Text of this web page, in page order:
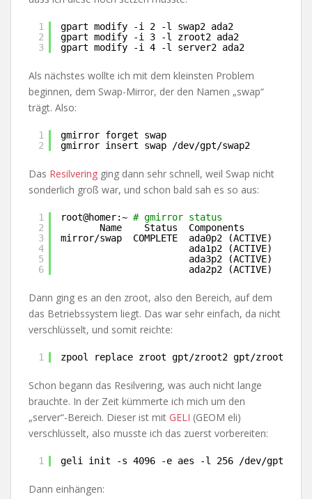
1
2
3
gpart modify -i 2 -l swap2 ada2
gpart modify -i 3 -l zroot2 ada2
gpart modify -i 4 -l server2 ada2
Als nächstes wollte ich mit dem kleinsten Problem
beginnen, dem Swap-Mirror, der den Namen „swap“
trägt. Also:
1
2
gmirror forget swap
gmirror insert swap
/dev/gpt/swap2
Das Resilvering ging dann sehr schnell, weil Swap nicht
sonderlich groß war, und schon bald sah es so aus:
1
2
3
4
5
6
root@homer:~ # gmirror status
Name    Status  Components
mirror/swap
COMPLETE  ada0p2 (ACTIVE)
ada1p2 (ACTIVE)
ada3p2 (ACTIVE)
ada2p2 (ACTIVE)
Dann ging es an den zroot, also den Bereich, auf dem
das Betriebssystem liegt. Das war sehr einfach, da nicht
verschlüsselt, und somit reichte:
1 zpool replace zroot gpt/zroot2 gpt/zroot2
Schon begann das Resilvering, was auch nicht lange
brauchte. In der Zeit kümmerte ich mich um den
„server“-Bereich. Dieser ist mit GELI (GEOM eli)
verschlüsselt, also musste ich das zuerst vorbereiten:
1 geli init -s 4096 -e aes -l 256 /dev/gpt/
Dann einhängen: